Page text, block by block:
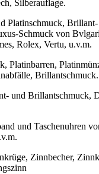
Silberauflage.
Platinschmuck, Brillant-
Schmuck von
Rolex, Vertu, u.v.m.
Platinbarren,
Brillantschmuck.
und Brillantschmuck,
und Taschenuhren
Zinnbecher,